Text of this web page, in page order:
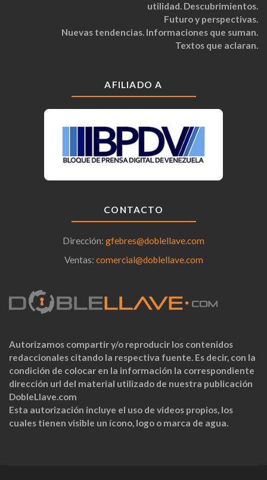
utilidad. Descubrimientos.
Futuro y perspectivas.
Nuevas tendencias. Informaciones que suman.
Textos que aclaran.
AFILIADO A
CONTACTO
Dirección: gfebres@doblellave.com
Ventas: comercial@doblellave.com
Autorizamos compartir y/o reproducir los contenidos
redaccionales citando la respectiva fuente. Es decir, con la
condición de colocar en la información la correspondiente
dirección url del material utilizado de nuestra publicación
DobleLlave.com
Esta autorización incluye el uso de videos propios, los
cuales tienen visible un ícono, logo o marca de agua.